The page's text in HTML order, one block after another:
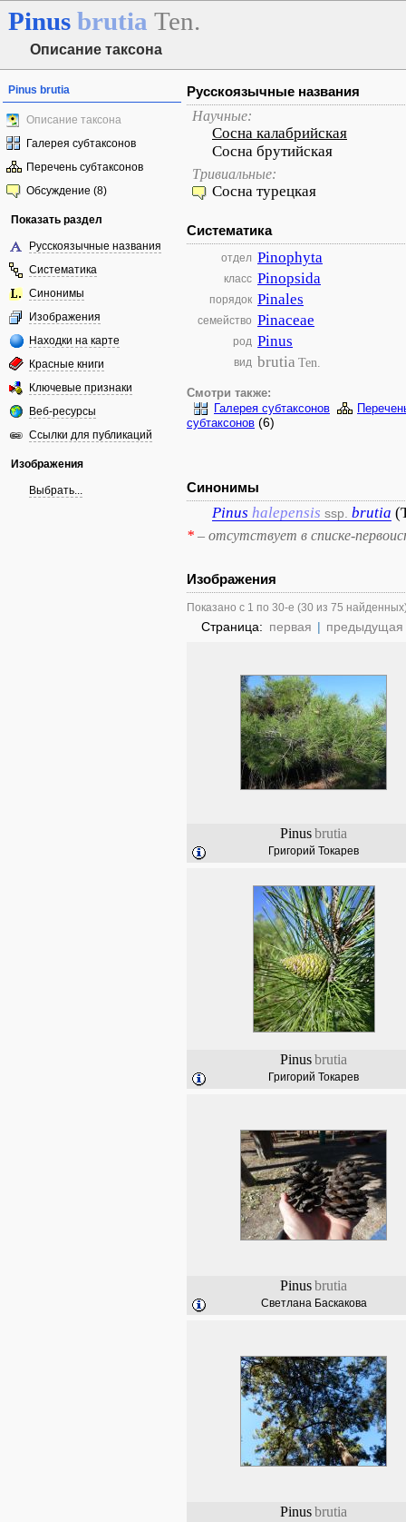
Pinus brutia Ten.
Описание таксона
Pinus brutia
Описание таксона
Галерея субтаксонов
Перечень субтаксонов
Обсуждение (8)
Показать раздел
Русскоязычные названия
Систематика
Синонимы
Изображения
Находки на карте
Красные книги
Ключевые признаки
Веб-ресурсы
Ссылки для публикаций
Изображения
Выбрать...
Русскоязычные названия
Научные:
Сосна калабрийская
Сосна брутийская
Тривиальные:
Сосна турецкая
Систематика
отдел Pinophyta
класс Pinopsida
порядок Pinales
семейство Pinaceae
род Pinus
вид brutia Ten.
Смотри также:
Галерея субтаксонов
субтаксонов (6)
Синонимы
Pinus halepensis ssp. brutia
* – отсутствует в списке-
Изображения
Показано с 1 по 30-е (30 из 75
Страница: первая | предыдущая
Pinusbrutia
Григорий Токарев
Pinusbrutia
Григорий Токарев
Pinusbrutia
Светлана Баскакова
Pinusbrutia